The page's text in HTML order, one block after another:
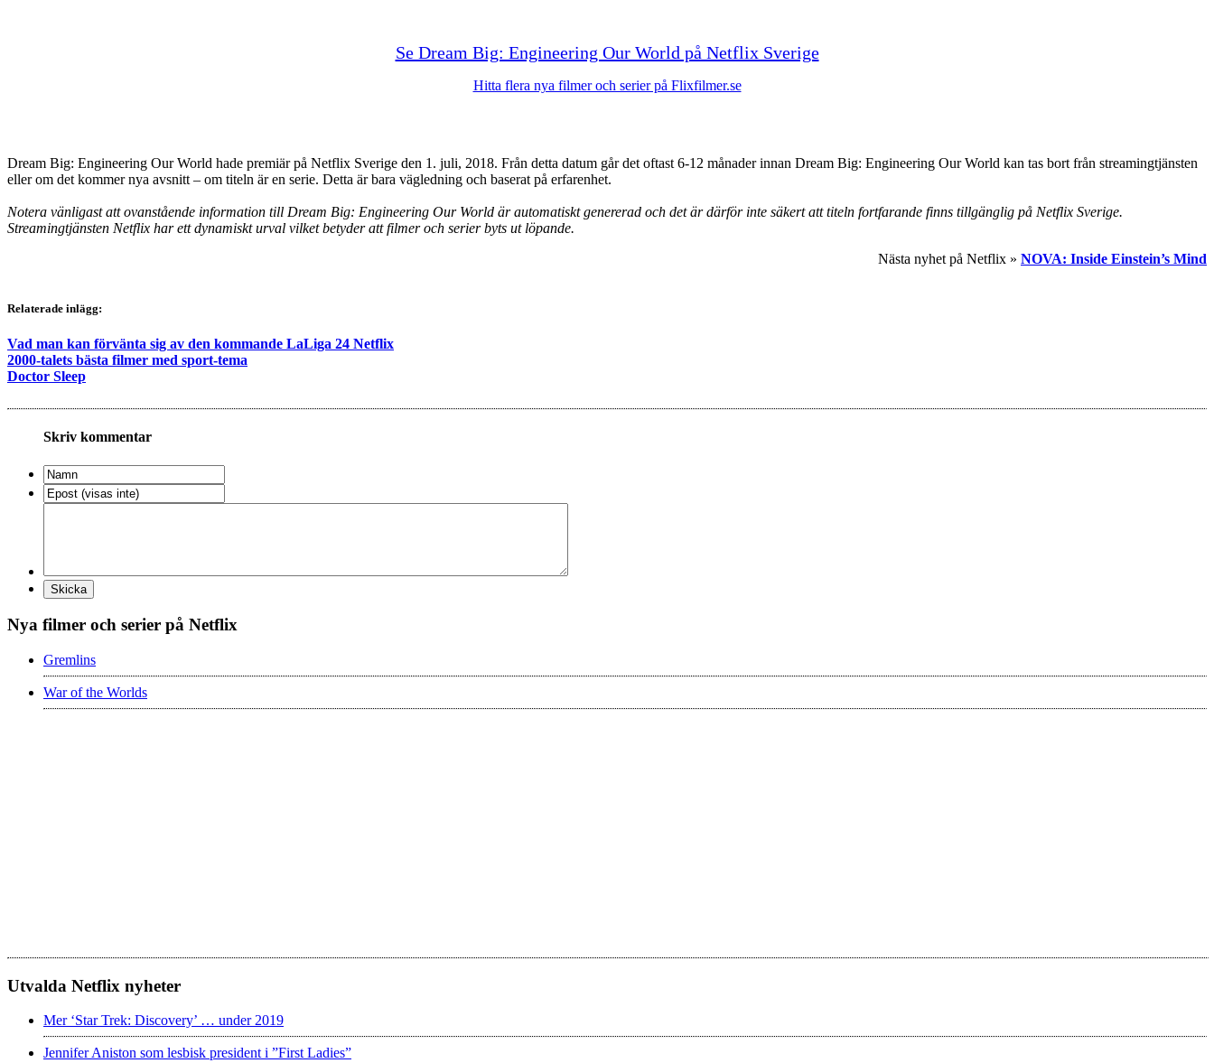
Se Dream Big: Engineering Our World på Netflix Sverige
Hitta flera nya filmer och serier på Flixfilmer.se
Dream Big: Engineering Our World hade premiär på Netflix Sverige den 1. juli, 2018. Från detta datum går det oftast 6-12 månader innan Dream Big: Engineering Our World kan tas bort från streamingtjänsten
eller om det kommer nya avsnitt – om titeln är en serie. Detta är bara vägledning och baserat på erfarenhet.
Notera vänligast att ovanstående information till Dream Big: Engineering Our World är automatiskt genererad och det är därför inte säkert att titeln fortfarande finns tillgänglig på Netflix Sverige.
Streamingtjänsten Netflix har ett dynamiskt urval vilket betyder att filmer och serier byts ut löpande.
Nästa nyhet på Netflix » NOVA: Inside Einstein’s Mind
Relaterade inlägg:
Vad man kan förvänta sig av den kommande LaLiga 24 Netflix
2000-talets bästa filmer med sport-tema
Doctor Sleep
Skriv kommentar
Nya filmer och serier på Netflix
Gremlins
War of the Worlds
Utvalda Netflix nyheter
Mer ‘Star Trek: Discovery’ … under 2019
Jennifer Aniston som lesbisk president i ”First Ladies”